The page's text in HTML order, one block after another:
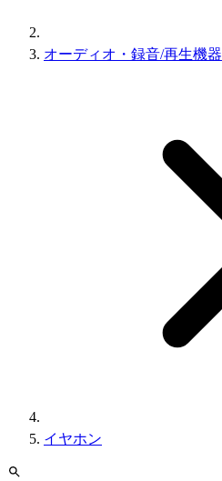
オーディオ・録音/再生機器
イヤホン